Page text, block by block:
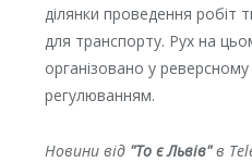
ділянки проведення робіт
для транспорту. Рух на
організовано у
регулюванням.
Новини від "То є Львів"в